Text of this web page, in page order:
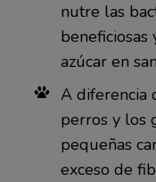
nutre las
beneficiosas
azúcar en
A diferencia
perros y los
pequeñas
exceso de